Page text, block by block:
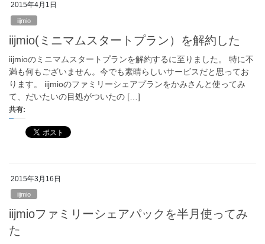
2015年4月1日
iijmio
iijmio(ミニマムスタートプラン）を解約した
iijmioのミニマムスタートプランを解約するに至りました。 特に不
満も何もございません。今でも素晴らしいサービスだと思ってお
ります。 iijmioのファミリーシェアプランをかみさんと使ってみ
て、だいたいの目処がついたの […]
共有:
2015年3月16日
iijmio
iijmioファミリーシェアパックを半月使ってみ
た